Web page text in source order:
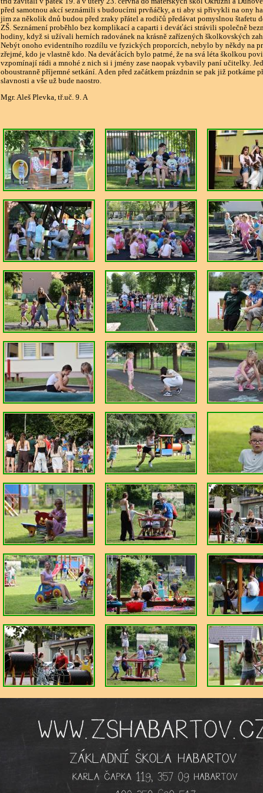
před samotnou akcí seznámili s budoucími prvňáčky, a ti aby si přivykli na ony
jim za několik dnů budou před zraky přátel a rodičů předávat pomyslnou štafetu
ZŠ. Seznámení proběhlo bez komplikací a caparti i deváťáci strávili společně
hodiny, když si užívali herních radovánek na krásně zařízených školkovských
Nebýt onoho evidentního rozdílu ve fyzických proporcích, nebylo by někdy na
zřejmé, kdo je vlastně kdo. Na deváťácích bylo patrné, že na svá léta školkou
vzpomínají rádi a mnohé z nich si i jmény zase naopak vybavily paní učitelky.
oboustranně příjemné setkání. A den před začátkem prázdnin se pak již potkáme
slavnosti a vše už bude naostro.
Mgr. Aleš Plevka, tř.uč. 9. A